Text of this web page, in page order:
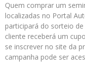
Quem comprar um
localizadas no Portal
participará do sorteio
cliente receberá um
se inscrever no site da
campanha pode ser